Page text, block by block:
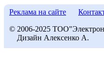
Реклама на сайте
© 2006-2025
Дизайн Алексенко А.